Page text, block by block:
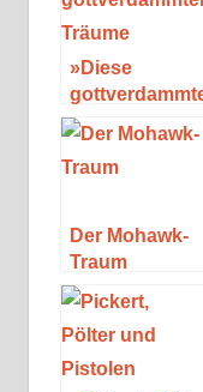
»Diese
Träume« von
Richard Russo
Der Mohawk-
Traum